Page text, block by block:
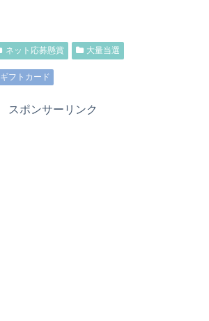
ネット応募懸賞 大量当選
ギフトカード
スポンサーリンク